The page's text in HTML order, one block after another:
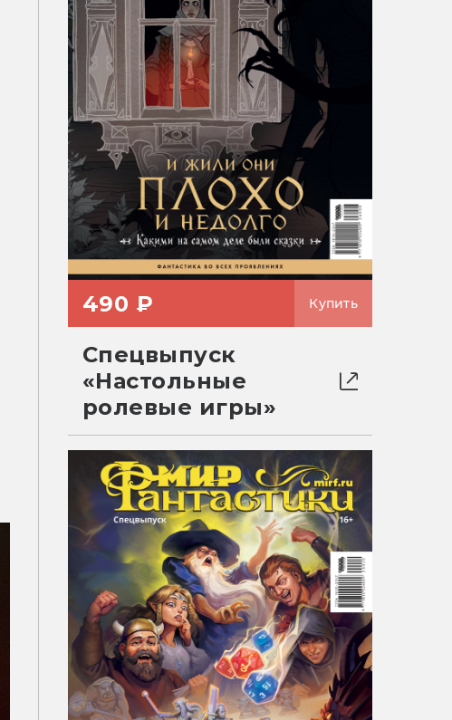
490 ₽ Купить
Спецвыпуск
«Настольные
ролевые игры»